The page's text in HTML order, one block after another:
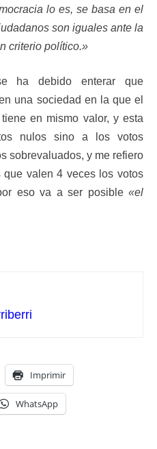
lo es, se basa en el
son iguales ante la
criterio político.»
ha debido enterar que
una sociedad en la que el
en mismo valor, y esta
nulos sino a los votos
sobrevaluados, y me refiero
valen 4 veces los votos
eso va a ser posible «el
Imprimir
WhatsApp